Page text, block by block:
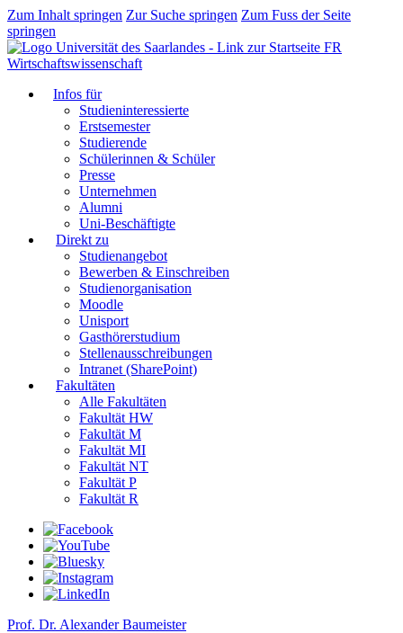
Zum Inhalt springen Zur Suche springen Zum Fuss der Seite
springen
FR
Wirtschaftswissenschaft
Infos für
Studieninteressierte
Erstsemester
Studierende
Schülerinnen & Schüler
Presse
Unternehmen
Alumni
Uni-Beschäftigte
Direkt zu
Studienangebot
Bewerben & Einschreiben
Studienorganisation
Moodle
Unisport
Gasthörerstudium
Stellenausschreibungen
Intranet (SharePoint)
Fakultäten
Alle Fakultäten
Fakultät HW
Fakultät M
Fakultät MI
Fakultät NT
Fakultät P
Fakultät R
Prof. Dr. Alexander Baumeister